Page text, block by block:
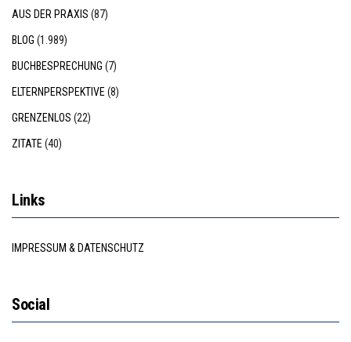
AUS DER PRAXIS (87)
BLOG (1.989)
BUCHBESPRECHUNG (7)
ELTERNPERSPEKTIVE (8)
GRENZENLOS (22)
ZITATE (40)
Links
IMPRESSUM & DATENSCHUTZ
Social